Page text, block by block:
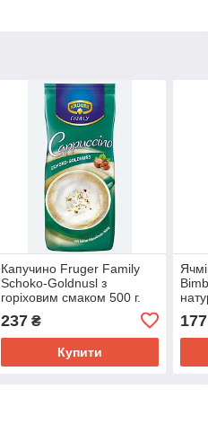
Капучино Fruger Family
Schoko-Goldnusl з
горіховим смаком 500 г.
237₴
Купити
177